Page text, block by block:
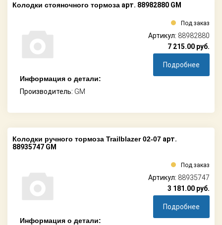
Колодки стояночного тормоза арт. 88982880 GM
Информация о детали:
Производитель: GM
Под заказ
Артикул: 88982880
7 215.00 руб.
Подробнее
Колодки ручного тормоза Trailblazer 02-07 арт.
88935747 GM
Информация о детали:
Под заказ
Артикул: 88935747
3 181.00 руб.
Подробнее